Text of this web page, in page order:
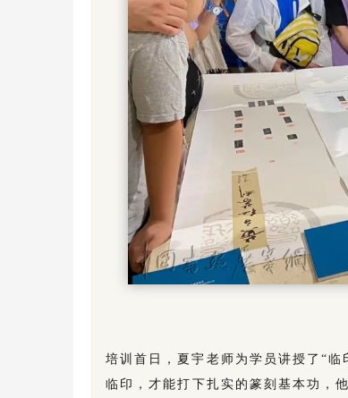
培训首日，夏宇老师为学员讲授了“
临印，才能打下扎实的篆刻基本功，